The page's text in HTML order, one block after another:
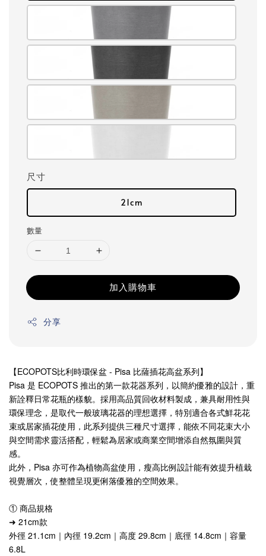
尺寸
21cm
數量
加入購物車
分享
【ECOPOTS比利時環保盆 - Pisa 比薩插花高盆系列】
Pisa 是 ECOPOTS 推出的第一款花器系列，以簡約優雅的設計，重
新詮釋日常花瓶的樣貌。採用高品質回收材料製成，兼具耐用性與
環保理念，是取代一般玻璃花器的理想選擇，特別適合各式鮮花花
束或居家插花使用，此系列提供三種尺寸選擇，能依不同花束大小
與空間需求靈活搭配，輕鬆為居家或商業空間增添自然氛圍與質
感。
此外，Pisa 亦可作為植物高盆使用，瘦高比例設計能有效提升植栽
視覺層次，使整體呈現更俐落優雅的空間效果。
① 商品規格
➜ 21cm款
外徑 21.1cm｜內徑 19.2cm｜高度 29.8cm｜底徑 14.8cm｜容量
6.8L